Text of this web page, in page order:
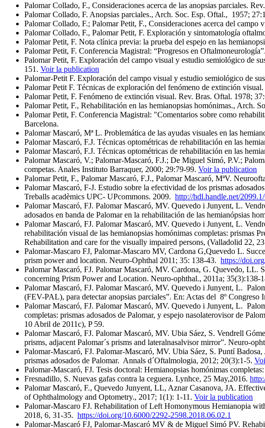
Palomar Collado, F., Consideraciones acerca de las anopsias parciales.
Palomar Collado, F. Anopsias parciales., Arch. Soc. Esp. Oftal., 1957;
Palomar Collado, F.; Palomar Petit, F., Consideraciones acerca del
Palomar Collado, F., Palomar Petit, F. Exploración y sintomatología
Palomar Petit, F. Nota clínica previa: la prueba del espejo en las
Palomar Petit, F. Conferencia Magistral: “Progresos en
Palomar Petit, F. Exploración del campo visual y estudio semiológico de
151. Voir la publication
Palomar-Petit F. Exploración del campo visual y estudio semiológico de
Palomar Petit F. Técnicas de exploración del fenómeno de extinción
Palomar Petit, F. Fenómeno de extinción visual. Rev. Bras. Oftal. 1978;
Palomar Petit, F., Rehabilitación en las hemianopsias homónimas., Arch.
Palomar Petit, F. Conferencia Magistral: "Comentarios sobre como
Barcelona.
Palomar Mascaró, Mª L. Problemática de las ayudas visuales en las
Palomar Mascaró, F.J. Técnicas optométricas de rehabilitación en las
Palomar Mascaró, F.J. Técnicas optométricas de rehabilitación en las
Palomar Mascaró, V.; Palomar-Mascaró, F.J.; De Miguel Simó, P.V.;
competas. Anales Instituto Barraquer, 2000; 29:79-99. Voir la publication
Palomar Petit, F., Palomar Mascaró, F.J., Palomar Mascaró, MªV.
Palomar Mascaró, F-J. Estudio sobre la efectividad de los prismas
Treballs acadèmics UPC- UPcommons. 2009. http://hdl.handle.net/
Palomar Mascaró, FJ. Palomar Mascaró, MV. Quevedo i Junyent, L.
adosados en banda de Palomar en la rehabilitación de las hemianópsias
Palomar Mascaró, FJ. Palomar Mascaró, MV. Quevedo i Junyent, L.
rehabilitación visual de las hemianopsias homónimas completas: prismas
Rehabilitation and care for the visually impaired persons, (Valladolid 22,
Palomar-Mascaro FJ, Palomar-Mascaro MV, Cardona G,Quevedo L.
prism power and location. Neuro-Ophthal 2011; 35: 138-43. https://
Palomar Mascaró, FJ. Palomar Mascaró, MV. Cardona, G. Quevedo,
concerning Prism Power and Location. Neuro-ophthal., 2011a; 35(3):138-
Palomar Mascaró, FJ. Palomar Mascaró, MV. Quevedo i Junyent, L.
(FEV-PAL), para detectar anopsias parciales”. En: Actas del 8º
Palomar Mascaró, FJ. Palomar Mascaró, MV. Quevedo i Junyent, L.
completas: prismas adosados de Palomar, y espejo nasolaterovisor de
10 Abril de 2011c), P 59.
Palomar Mascaró, FJ. Palomar Mascaró, MV. Ubia Sáez, S. Vendrell
prisms, adjacent Palomar´s prisms and lateralnasalvisor mirror”. Neuro-
Palomar-Mascaró, FJ. Palomar-Mascaró, MV. Ubia Sáez, S. Puntí
prismas adosados de Palomar. Annals d´Oftalmologia, 2012; 20(3):1-5.
Palomar-Mascaró, FJ. Tesis doctoral: Hemianopsias homónimas
Fresnadillo, S. Nuevas gafas contra la ceguera. Lynhce, 25 May,2016.
Palomar Mascaró, F., Quevedo Junyent, LL, Aznar Casanova, JA.
of Ophthalmology and Optometry., 2017; 1(1): 1-11. Voir la publication
Palomar-Mascaro FJ. Rehabilitation of Left Homonymous Hemianopia
2018, 6, 31-35. https://doi.org/10.6000/2292-2598.2018.06.02.1
Palomar-Mascaró FJ, Palomar-Mascaró MV & de Miguel Simó PV.